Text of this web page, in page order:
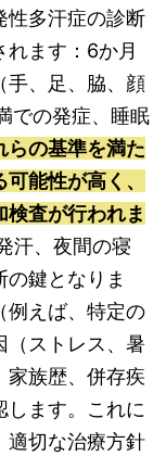
性多汗症の診断
ます：6か月
手、足、脇、顔
での発症、睡眠
らの基準を満た
能性が高く、
査が行われま
汗、夜間の寝
鍵となりま
例えば、特定の
（ストレス、暑
家族歴、併存疾
します。これに
適切な治療方針